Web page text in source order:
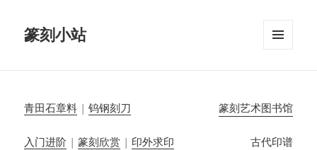
篆刻小站
青田石章料 |钨钢刻刀 篆刻艺术图书馆
入门进阶 |篆刻欣赏 | 印外求印 古代印谱